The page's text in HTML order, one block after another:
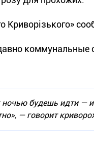
Криворізького»
коммунальные
ночью будешь идти —
, — говорит